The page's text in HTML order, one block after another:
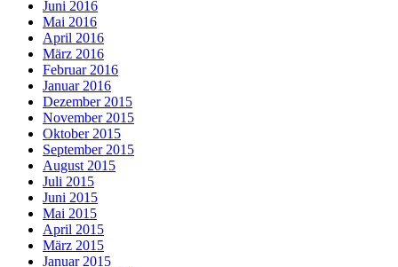
Juni 2016
Mai 2016
April 2016
März 2016
Februar 2016
Januar 2016
Dezember 2015
November 2015
Oktober 2015
September 2015
August 2015
Juli 2015
Juni 2015
Mai 2015
April 2015
März 2015
Januar 2015